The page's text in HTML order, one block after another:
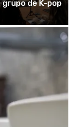
de K-pop